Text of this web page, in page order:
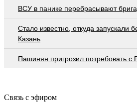
ВСУ в панике перебрасывают
Стало известно, откуда запускали
Казань
Пашинян пригрозил потребовать c
Связь с эфиром